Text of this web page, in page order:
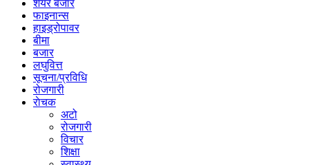
शेयर बजार
फाइनान्स
हाइड्रोपावर
बीमा
बजार
लघुवित्त
सूचना/प्रविधि
रोजगारी
राेचक
अटो
रोजगारी
विचार
शिक्षा